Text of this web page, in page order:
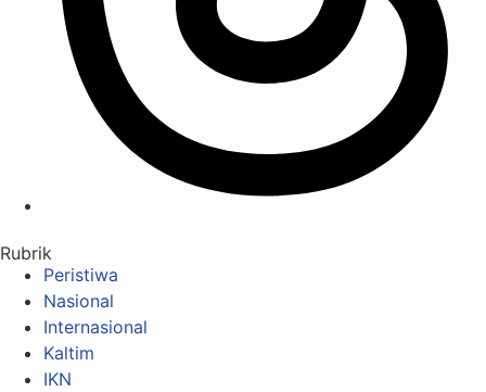
Rubrik
Peristiwa
Nasional
Internasional
Kaltim
IKN